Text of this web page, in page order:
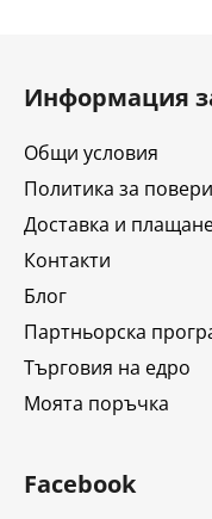
Информация
Общи условия
Политика за
Доставка и
Контакти
Блог
Партньорска
Търговия на едро
Моята поръчка
Facebook